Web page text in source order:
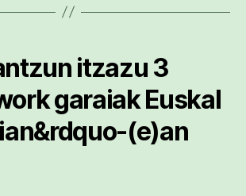
itzazu 3
garaiak Euskal
(e)an